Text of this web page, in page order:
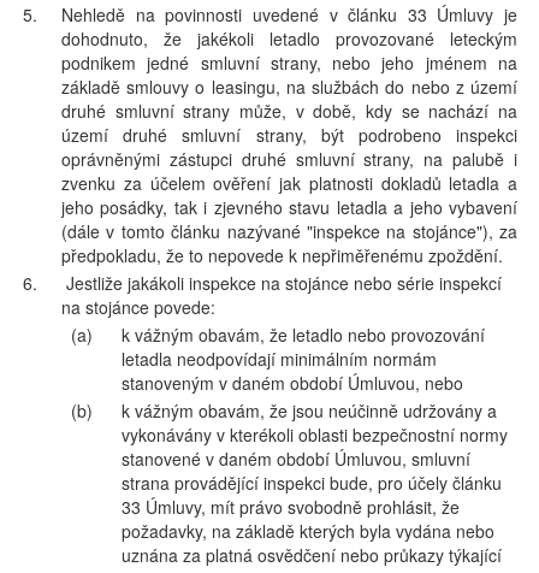
5.
Nehledě na povinnosti uvedené v článku 33 Úmluvy je
dohodnuto, že jakékoli letadlo provozované leteckým
podnikem jedné smluvní strany, nebo jeho jménem na
základě smlouvy o leasingu, na službách do nebo z území
druhé smluvní strany může, v době, kdy se nachází na
území druhé smluvní strany, být podrobeno inspekci
oprávněnými zástupci druhé smluvní strany, na palubě i
zvenku za účelem ověření jak platnosti dokladů letadla a
jeho posádky, tak i zjevného stavu letadla a jeho vybavení
(dále v tomto článku nazývané "inspekce na stojánce"), za
předpokladu, že to nepovede k nepřiměřenému zpoždění.
6.
Jestliže jakákoli inspekce na stojánce nebo série inspekcí
na stojánce povede:
(a)
k vážným obavám, že letadlo nebo provozování
letadla neodpovídají minimálním normám
stanoveným v daném období Úmluvou, nebo
(b)
k vážným obavám, že jsou neúčinně udržovány a
vykonávány v kterékoli oblasti bezpečnostní normy
stanovené v daném období Úmluvou, smluvní
strana provádějící inspekci bude, pro účely článku
33 Úmluvy, mít právo svobodně prohlásit, že
požadavky, na základě kterých byla vydána nebo
uznána za platná osvědčení nebo průkazy týkající